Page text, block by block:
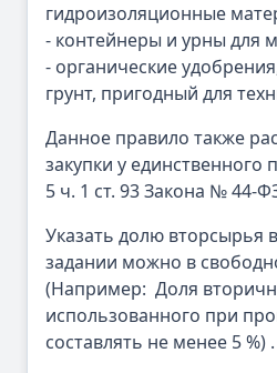
гидроизоляционные
- контейнеры и урны для
- органические
грунт, пригодный для
Данное правило также
закупки у единственного
5 ч. 1 ст. 93 Закона № 44-
Указать долю вторсырья
задании можно в
(Например: Доля
использованного при
составлять не менее 5 %) .